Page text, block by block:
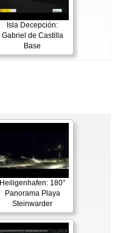
Isla Decepción:
Gabriel de Castilla
Base
Heiligenhafen: 180°
Panorama Playa
Steinwarder